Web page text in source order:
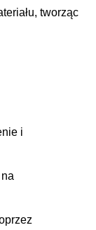
tworząc
i